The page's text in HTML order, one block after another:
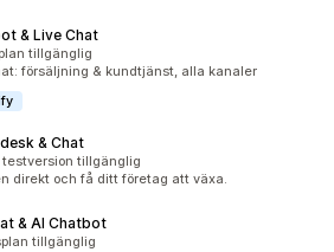
& Live Chat
tillgänglig
försäljning & kundtjänst, alla kanaler
& Chat
testversion tillgänglig
direkt och få ditt företag att växa.
& AI Chatbot
tillgänglig